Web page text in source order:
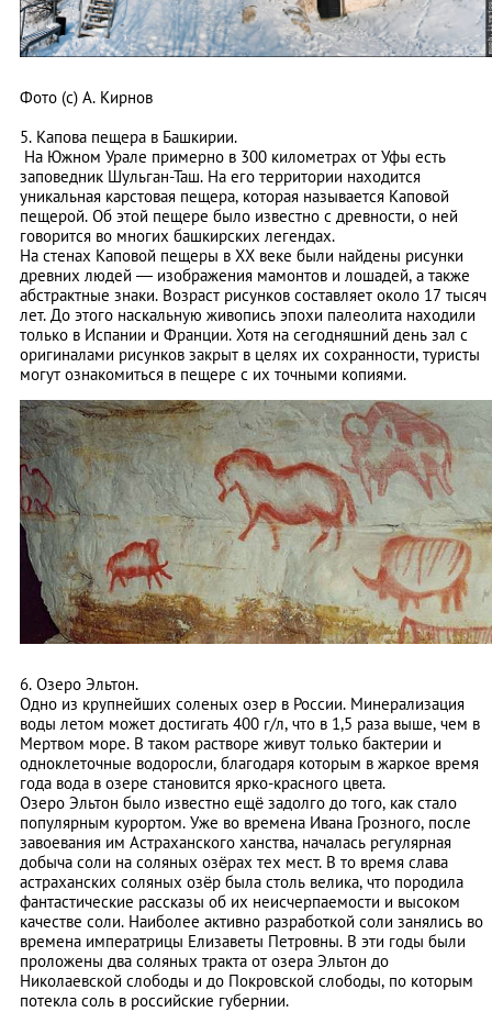
Фото (с) А. Кирнов
5. Капова пещера в Башкирии.
На Южном Урале примерно в 300 километрах от Уфы есть
заповедник Шульган-Таш. На его территории находится
уникальная карстовая пещера, которая называется Каповой
пещерой. Об этой пещере было известно с древности, о ней
говорится во многих башкирских легендах.
На стенах Каповой пещеры в ХХ веке были найдены рисунки
древних людей — изображения мамонтов и лошадей, а также
абстрактные знаки. Возраст рисунков составляет около 17 тысяч
лет. До этого наскальную живопись эпохи палеолита находили
только в Испании и Франции. Хотя на сегодняшний день зал с
оригиналами рисунков закрыт в целях их сохранности, туристы
могут ознакомиться в пещере с их точными копиями.
6. Озеро Эльтон.
Одно из крупнейших соленых озер в России. Минерализация
воды летом может достигать 400 г/л, что в 1,5 раза выше, чем в
Мертвом море. В таком растворе живут только бактерии и
одноклеточные водоросли, благодаря которым в жаркое время
года вода в озере становится ярко-красного цвета.
Озеро Эльтон было известно ещё задолго до того, как стало
популярным курортом. Уже во времена Ивана Грозного, после
завоевания им Астраханского ханства, началась регулярная
добыча соли на соляных озёрах тех мест. В то время слава
астраханских соляных озёр была столь велика, что породила
фантастические рассказы об их неисчерпаемости и высоком
качестве соли. Наиболее активно разработкой соли занялись во
времена императрицы Елизаветы Петровны. В эти годы были
проложены два соляных тракта от озера Эльтон до
Николаевской слободы и до Покровской слободы, по которым
потекла соль в российские губернии.